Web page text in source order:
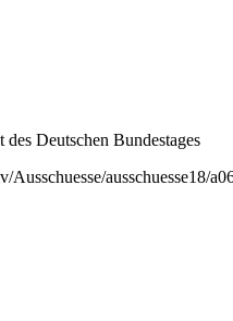
Deutschen Bundestages
ausschuesse18/